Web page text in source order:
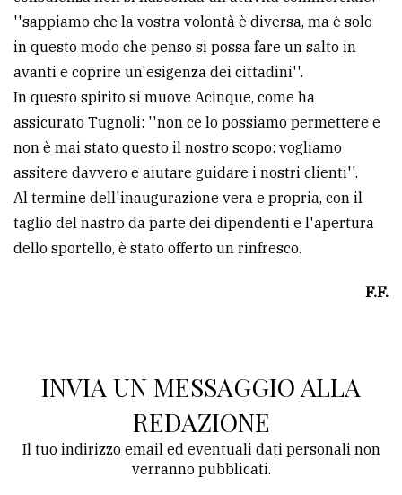
''sappiamo che la vostra volontà è diversa, ma è solo
in questo modo che penso si possa fare un salto in
avanti e coprire un'esigenza dei cittadini''.
In questo spirito si muove Acinque, come ha
assicurato Tugnoli: ''non ce lo possiamo permettere e
non è mai stato questo il nostro scopo: vogliamo
assitere davvero e aiutare guidare i nostri clienti''.
Al termine dell'inaugurazione vera e propria, con il
taglio del nastro da parte dei dipendenti e l'apertura
dello sportello, è stato offerto un rinfresco.
F.F.
INVIA UN MESSAGGIO ALLA
REDAZIONE
Il tuo indirizzo email ed eventuali dati personali non
verranno pubblicati.